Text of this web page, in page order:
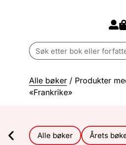
Search
for:
Alle bøker / Produkter
«Frankrike»
Alle bøker Årets